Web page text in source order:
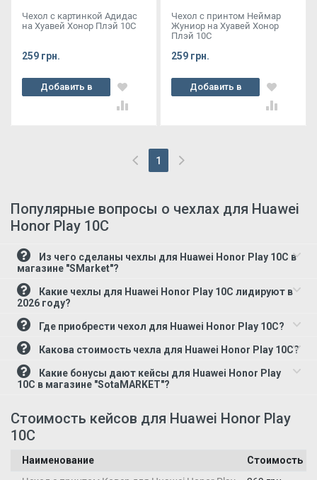
Чехол с картинкой Адидас
на Хуавей Хонор Плэй 10С
259 грн.
Добавить в
корзину
Чехол с принтом Неймар
Жуниор на Хуавей Хонор
Плэй 10С
259 грн.
Добавить в
корзину
1
(current)
Популярные вопросы о чехлах для Huawei
Honor Play 10C
магазине "SMarket"?
2026 году?
Где приобрести чехол для Huawei Honor Play 10C?
Какова стоимость чехла для Huawei Honor Play 10C?
10C в магазине "SotaMARKET"?
Стоимость кейсов для Huawei Honor Play
10C
Наименование
Стоимость